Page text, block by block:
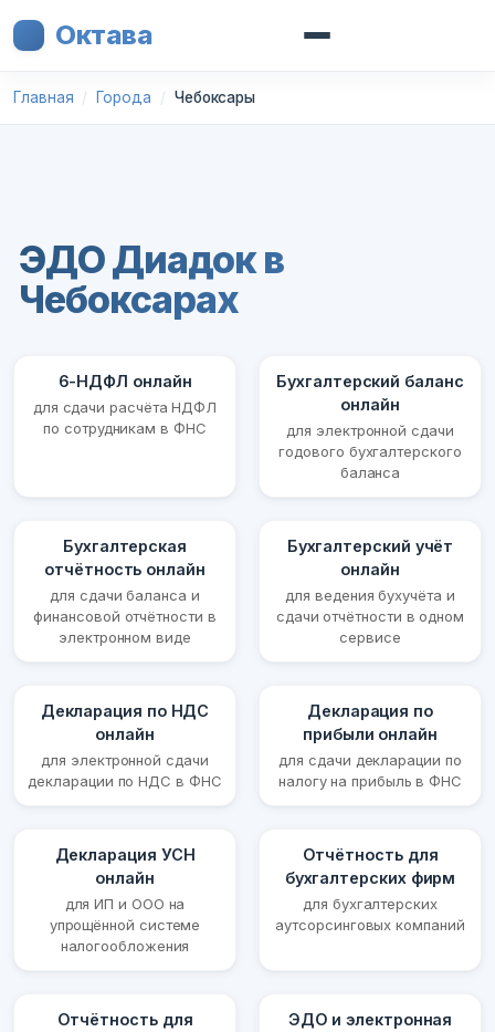
Октава
Главная Города Чебоксары
ЭДО Диадок в
Чебоксарах
6-НДФЛ онлайн
для сдачи расчёта НДФЛ
по сотрудникам в ФНС
Бухгалтерский баланс
онлайн
для электронной сдачи
годового бухгалтерского
баланса
Бухгалтерская
отчётность онлайн
для сдачи баланса и
финансовой отчётности в
электронном виде
Бухгалтерский учёт
онлайн
для ведения бухучёта и
сдачи отчётности в одном
сервисе
Декларация по НДС
онлайн
для электронной сдачи
декларации по НДС в ФНС
Декларация по
прибыли онлайн
для сдачи декларации по
налогу на прибыль в ФНС
Декларация УСН
онлайн
для ИП и ООО на
упрощённой системе
налогообложения
Отчётность для
бухгалтерских фирм
для бухгалтерских
аутсорсинговых компаний
Отчётность для
ЭДО и электронная